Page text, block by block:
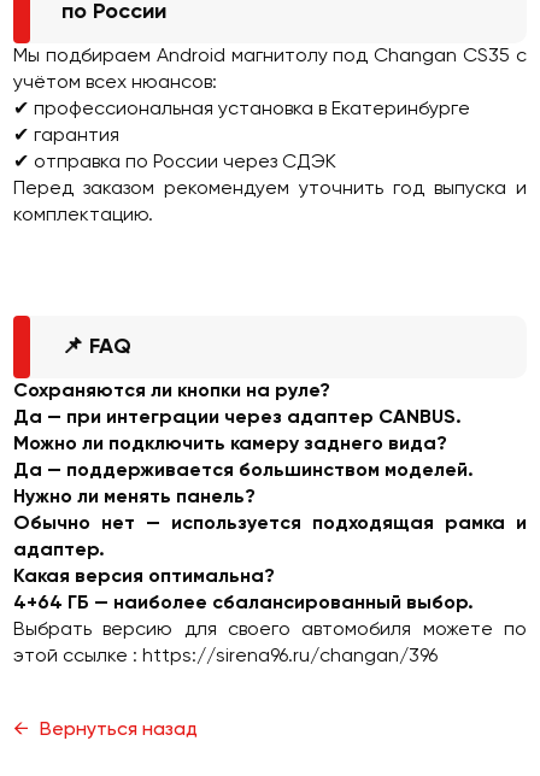
по России
Мы подбираем Android магнитолу под Changan CS35 с
учётом всех нюансов:
✔ профессиональная установка в Екатеринбурге
✔ гарантия
✔ отправка по России через СДЭК
Перед заказом рекомендуем уточнить год выпуска и
комплектацию.
📌 FAQ
Сохраняются ли кнопки на руле?
Да — при интеграции через адаптер CANBUS.
Можно ли подключить камеру заднего вида?
Да — поддерживается большинством моделей.
Нужно ли менять панель?
Обычно нет — используется подходящая рамка и
адаптер.
Какая версия оптимальна?
4+64 ГБ — наиболее сбалансированный выбор.
Выбрать версию для своего автомобиля можете по
этой ссылке : https://sirena96.ru/changan/396
Вернуться назад